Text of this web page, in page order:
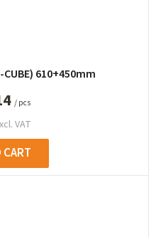
610+450mm
VAT
/ pcs
CART